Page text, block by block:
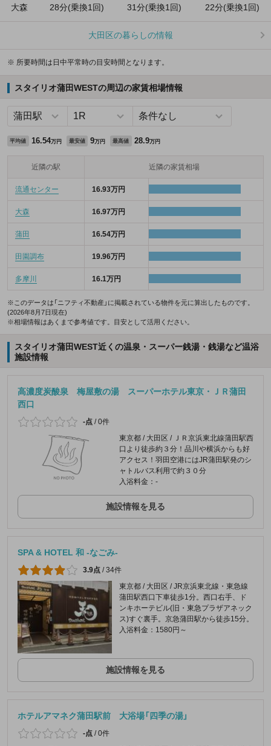
大森 28分(乗換1回) 31分(乗換1回) 22分(乗換1回)
大田区の暮らしの情報
※ 所要時間は日中平常時の目安時間となります。
スタイリオ蒲田WESTの周辺の家賃相場情報
平均値 16.54万円 最安値 9万円 最高値 28.9万円
近隣の駅 近隣の家賃相場
流通センター 16.93万円
大森 16.97万円
蒲田 16.54万円
田園調布 19.96万円
多摩川 16.1万円
※このデータは「ニフティ不動産」に掲載されている物件を元に算出したものです。
(2026年8月7日現在)
※相場情報はあくまで参考値です。目安として活用ください。
スタイリオ蒲田WEST近くの温泉・スーパー銭湯・銭湯など温浴
施設情報
高濃度炭酸泉 梅屋敷の湯 スーパーホテル東京・ＪＲ蒲田
西口
-点 /0件
東京都 / 大田区 / ＪＲ京浜東北線蒲田駅西
口より徒歩約３分！品川や横浜からも好
アクセス！羽田空港にはJR蒲田駅発のシ
ャトルバス利用で約３０分
入浴料金：-
施設情報を見る
SPA & HOTEL 和 -なごみ-
3.9点 /34件
東京都 / 大田区 / JR京浜東北線・東急線
蒲田駅西口下車徒歩1分。西口右手、ド
ンキホーテビル(旧・東急プラザアネック
ス)すぐ裏手。京急蒲田駅から徒歩15分。
入浴料金：1580円～
施設情報を見る
ホテルアマネク蒲田駅前 大浴場「四季の湯」
-点 /0件